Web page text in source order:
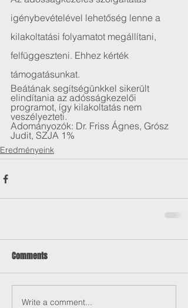
igénybevételével lehetőség lenne a
kilakoltatási folyamatot megállítani,
felfüggeszteni. Ehhez kérték
támogatásunkat.
Beátának segítségünkkel sikerült
elindítania az adósságkezelői
programot, így kilakoltatás nem
veszélyezteti.
Adományozók: Dr. Friss Ágnes, Grósz
Judit, SZJA 1%
Eredményeink
Comments
Write a comment...